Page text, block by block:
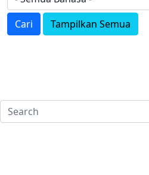
Cari Tampilkan Semua